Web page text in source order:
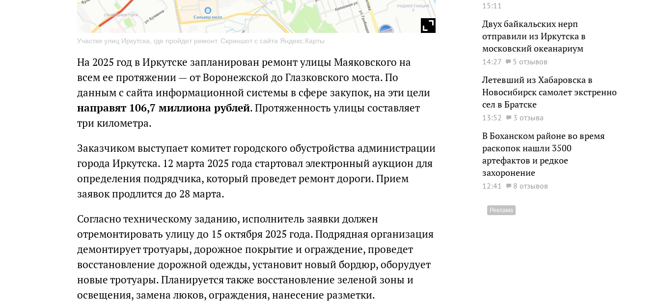
Участки улиц Иркутска, где пройдет ремонт. Скриншот с сайта Яндекс.Карты
На 2025 год в Иркутске запланирован ремонт улицы Маяковского на
всем ее протяжении — от Воронежской до Глазковского моста. По
данным с сайта информационной системы в сфере закупок, на эти цели
направят 106,7 миллиона рублей. Протяженность улицы составляет
три километра.
Заказчиком выступает комитет городского обустройства администрации
города Иркутска. 12 марта 2025 года стартовал электронный аукцион для
определения подрядчика, который проведет ремонт дороги. Прием
заявок продлится до 28 марта.
Согласно техническому заданию, исполнитель заявки должен
отремонтировать улицу до 15 октября 2025 года. Подрядная организация
демонтирует тротуары, дорожное покрытие и ограждение, проведет
восстановление дорожной одежды, установит новый бордюр, оборудует
новые тротуары. Планируется также восстановление зеленой зоны и
освещения, замена люков, ограждения, нанесение разметки.
15:11
Двух байкальских нерп
отправили из Иркутска в
московский океанариум
14:27 5 отзывов
Летевший из Хабаровска в
Новосибирск самолет экстренно
сел в Братске
13:52 3 отзыва
В Боханском районе во время
раскопок нашли 3500
артефактов и редкое
захоронение
12:41 8 отзывов